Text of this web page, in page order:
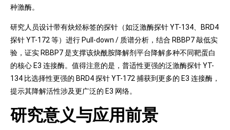
种激酶。
研究人员设计带有炔烃标签的探针（如泛激酶探针 YT-134、BRD4
探针 YT-172 等）进行 Pull-down / 质谱分析，结合 RBBP7 敲低实
验，证实 RBBP7 是支撑该炔酰胺降解剂平台降解多种不同靶蛋白
的核心 E3 连接酶。值得注意的是，普适性更强的泛激酶探针 YT-
134 比选择性更强的 BRD4 探针 YT-172 捕获到更多的 E3 连接酶，
提示其降解活性涉及更广泛的 E3 网络。
研究意义与应用前景